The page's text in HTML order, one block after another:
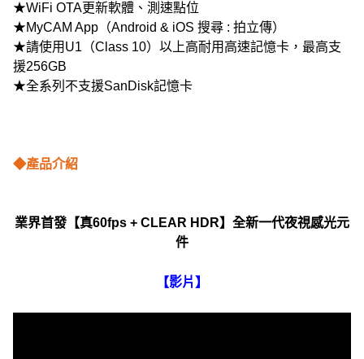
★WiFi OTA更新軟體、測速點位
★MyCAM App（Android & iOS 搜尋 : 拍立傳）
★請使用U1（Class 10）以上高耐用高速記憶卡，最高支
援256GB
★全系列不支援SanDisk記憶卡
◆產品介紹
業界首發【真60fps + CLEAR HDR】全新一代夜視感光元
件
【影片】